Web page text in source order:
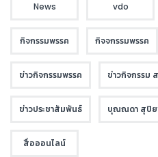
News vdo
กิจกรรมพรรค กิจจกรรมพรรค
ข่าวกิจกรรมพรรค ข่าวกิจกรรม
ข่าวประชาสัมพันธ์ บุณณดา สุปิ
สื่อออนไลน์